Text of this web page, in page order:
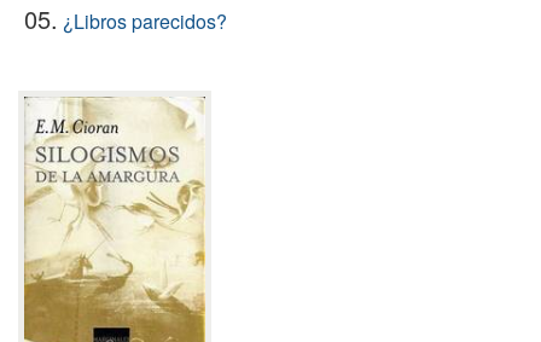
05. ¿Libros parecidos?